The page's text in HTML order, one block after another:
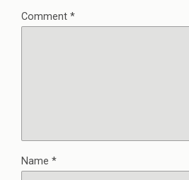
Comment *
Name *